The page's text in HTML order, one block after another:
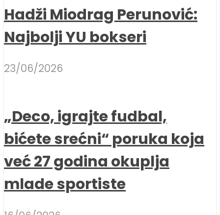
Hadži Miodrag Perunović:
Najbolji YU bokseri
23/06/2026
„Deco, igrajte fudbal,
bićete srećni“ poruka koja
već 27 godina okuplja
mlade sportiste